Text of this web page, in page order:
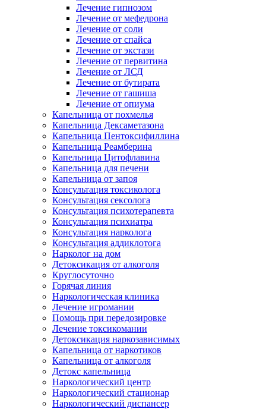
Лечение гипнозом
Лечение от мефедрона
Лечение от соли
Лечение от спайса
Лечение от экстази
Лечение от первитина
Лечение от ЛСД
Лечение от бутирата
Лечение от гашиша
Лечение от опиума
Капельница от похмелья
Капельница Дексаметазона
Капельница Пентоксифиллина
Капельница Реамберина
Капельница Цитофлавина
Капельница для печени
Капельница от запоя
Консультация токсиколога
Консультация сексолога
Консультация психотерапевта
Консультация психиатра
Консультация нарколога
Консультация аддиклотога
Нарколог на дом
Детоксикация от алкоголя
Круглосуточно
Горячая линия
Наркологическая клиника
Лечение игромании
Помощь при передозировке
Лечение токсикомании
Детоксикация наркозависимых
Капельница от наркотиков
Капельница от алкоголя
Детокс капельница
Наркологический центр
Наркологический стационар
Наркологический диспансер